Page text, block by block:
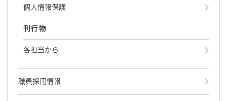
個人情報保護
刊行物
各担当から
職員採用情報